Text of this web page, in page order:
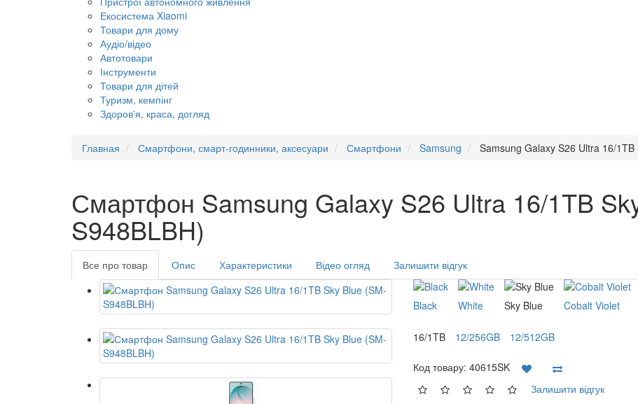
Екосистема Xiaomi
Товари для дому
Аудіо/відео
Автотовари
Інструменти
Товари для дітей
Туризм, кемпінг
Здоров'я, краса, догляд
Главная Смартфони, смарт-годинники, аксесуари Смартфони Samsung Samsung Galaxy S26 Ultra 16/
Смартфон Samsung Galaxy S26 Ultra 16/1TB
S948BLBH)
Все про товар Опис Характеристики Відео огляд Залишити відгук
Black White Sky Blue Cobalt Violet
16/1TB 12/256GB 12/512GB
Код товару: 40615SK
Залишити відгук